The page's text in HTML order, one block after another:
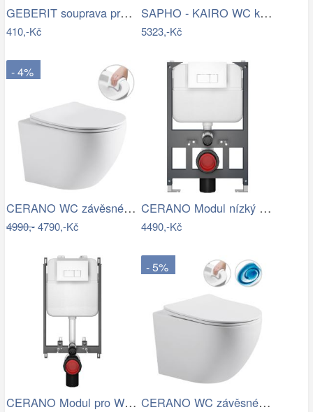
GEBERIT souprava pro tlumení hluku pro…
410,-Kč
SAPHO - KAIRO WC kombi, zadní odpad,…
5323,-Kč
- 4%
CERANO WC závěsné Cesso, Rimless + Slim…
4990,-4790,-Kč
CERANO Modul nízký pro WC závěsné Prime…
4490,-Kč
CERANO Modul pro WC závěsné Prime - pro…
- 5%
CERANO WC závěsné Cesso, Vortex + Slim…